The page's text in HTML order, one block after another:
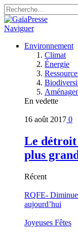
Naviguer
Environnement
Climat
Énergie
En vedette
16 août 2017 0
Le détroit
plus
Récent
RQFE-
aujourd’hui
Joyeuses Fêtes